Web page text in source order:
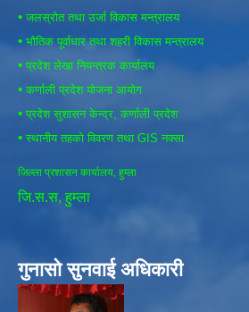
• जलस्रोत तथा उर्जा विकास मन्त्रालय
• भौतिक पूर्वाधार तथा शहरी विकास मन्त्रालय
• प्रदेश लेखा नियन्त्रक कार्यालय
• कर्णाली प्रदेश योजना आयोग
• प्रदेश सुशासन केन्द्र, कर्णाली प्रदेश
• स्थानीय तहको विवरण तथा GIS नक्सा
जिल्ला प्रशासन कार्यालय, हुम्ला
जि.स.स, हुम्ला
गुनासो सुनवाई अधिकारी